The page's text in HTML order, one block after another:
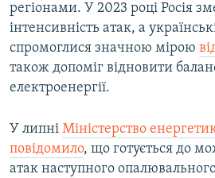
регіонами. У 2023 році Росія
інтенсивність атак, а
спромоглися значною мірою
також допоміг відновити
електроенергії.
У липні Міністерство
повідомило, що готується до
атак наступного